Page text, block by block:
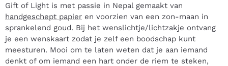
Gift of Light is met passie in Nepal gemaakt van
handgeschept papier en voorzien van een zon-maan in
sprankelend goud. Bij het wenslichtje/lichtzakje ontvang
je een wenskaart zodat je zelf een boodschap kunt
meesturen. Mooi om te laten weten dat je aan iemand
denkt of om iemand een hart onder de riem te steken,